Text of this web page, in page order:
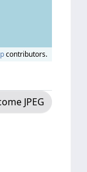
contributors.
JPEG